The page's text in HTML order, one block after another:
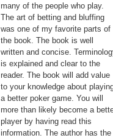
many of the people who play.
The art of betting and bluffing
was one of my favorite parts of
the book. The book is well
written and concise.
is explained and clear to the
reader. The book will add value
to your knowledge about
a better poker game. You will
more than likely become a
player by having read this
information. The author has the